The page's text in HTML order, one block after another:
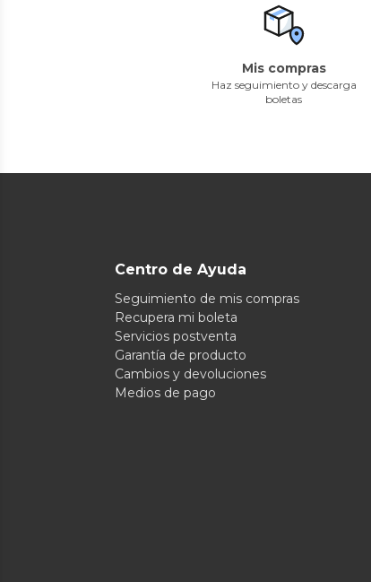
Mis compras
Haz seguimiento y descarga
boletas
Centro de Ayuda
Seguimiento de mis compras
Recupera mi boleta
Servicios postventa
Garantía de producto
Cambios y devoluciones
Medios de pago